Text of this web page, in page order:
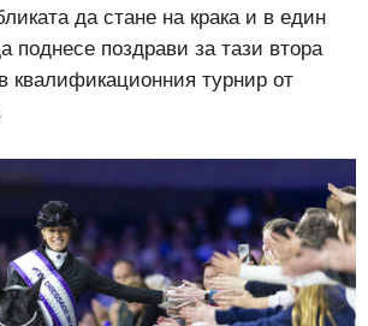
да стане на крака и в един
поднесе поздрави за тази втора
квалификационния турнир от